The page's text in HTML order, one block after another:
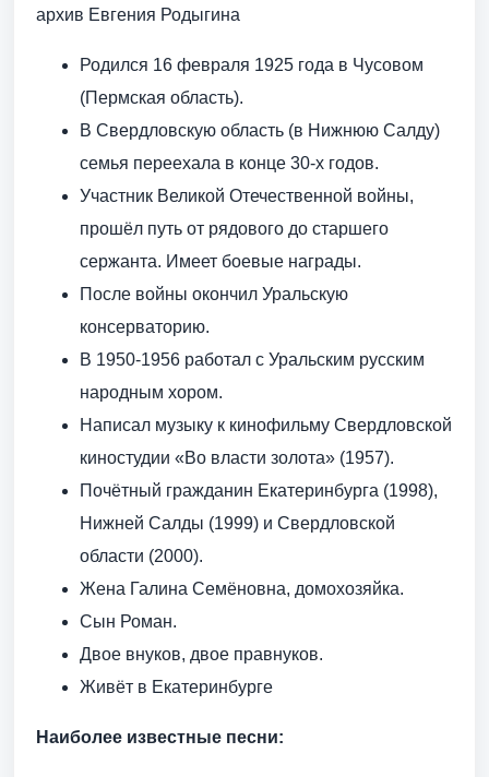
архив Евгения Родыгина
Родился 16 февраля 1925 года в Чусовом
(Пермская область).
В Свердловскую область (в Нижнюю Салду)
семья переехала в конце 30-х годов.
Участник Великой Отечественной войны,
прошёл путь от рядового до старшего
сержанта. Имеет боевые награды.
После войны окончил Уральскую
консерваторию.
В 1950-1956 работал с Уральским русским
народным хором.
Написал музыку к кинофильму Свердловской
киностудии «Во власти золота» (1957).
Почётный гражданин Екатеринбурга (1998),
Нижней Салды (1999) и Свердловской
области (2000).
Жена Галина Семёновна, домохозяйка.
Сын Роман.
Двое внуков, двое правнуков.
Живёт в Екатеринбурге
Наиболее известные песни: